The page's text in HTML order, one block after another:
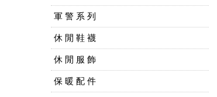
軍 警 系 列
休 閒 鞋 襪
休 閒 服 飾
保 暖 配 件